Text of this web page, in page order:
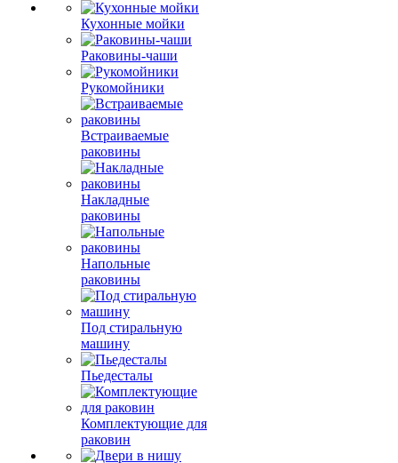
Кухонные мойки
Раковины-чаши
Рукомойники
Встраиваемые
раковины
Накладные
раковины
Напольные
раковины
Под стиральную
машину
Пьедесталы
Комплектующие для
раковин